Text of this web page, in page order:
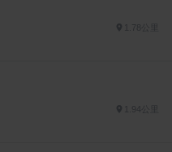
1.94公里